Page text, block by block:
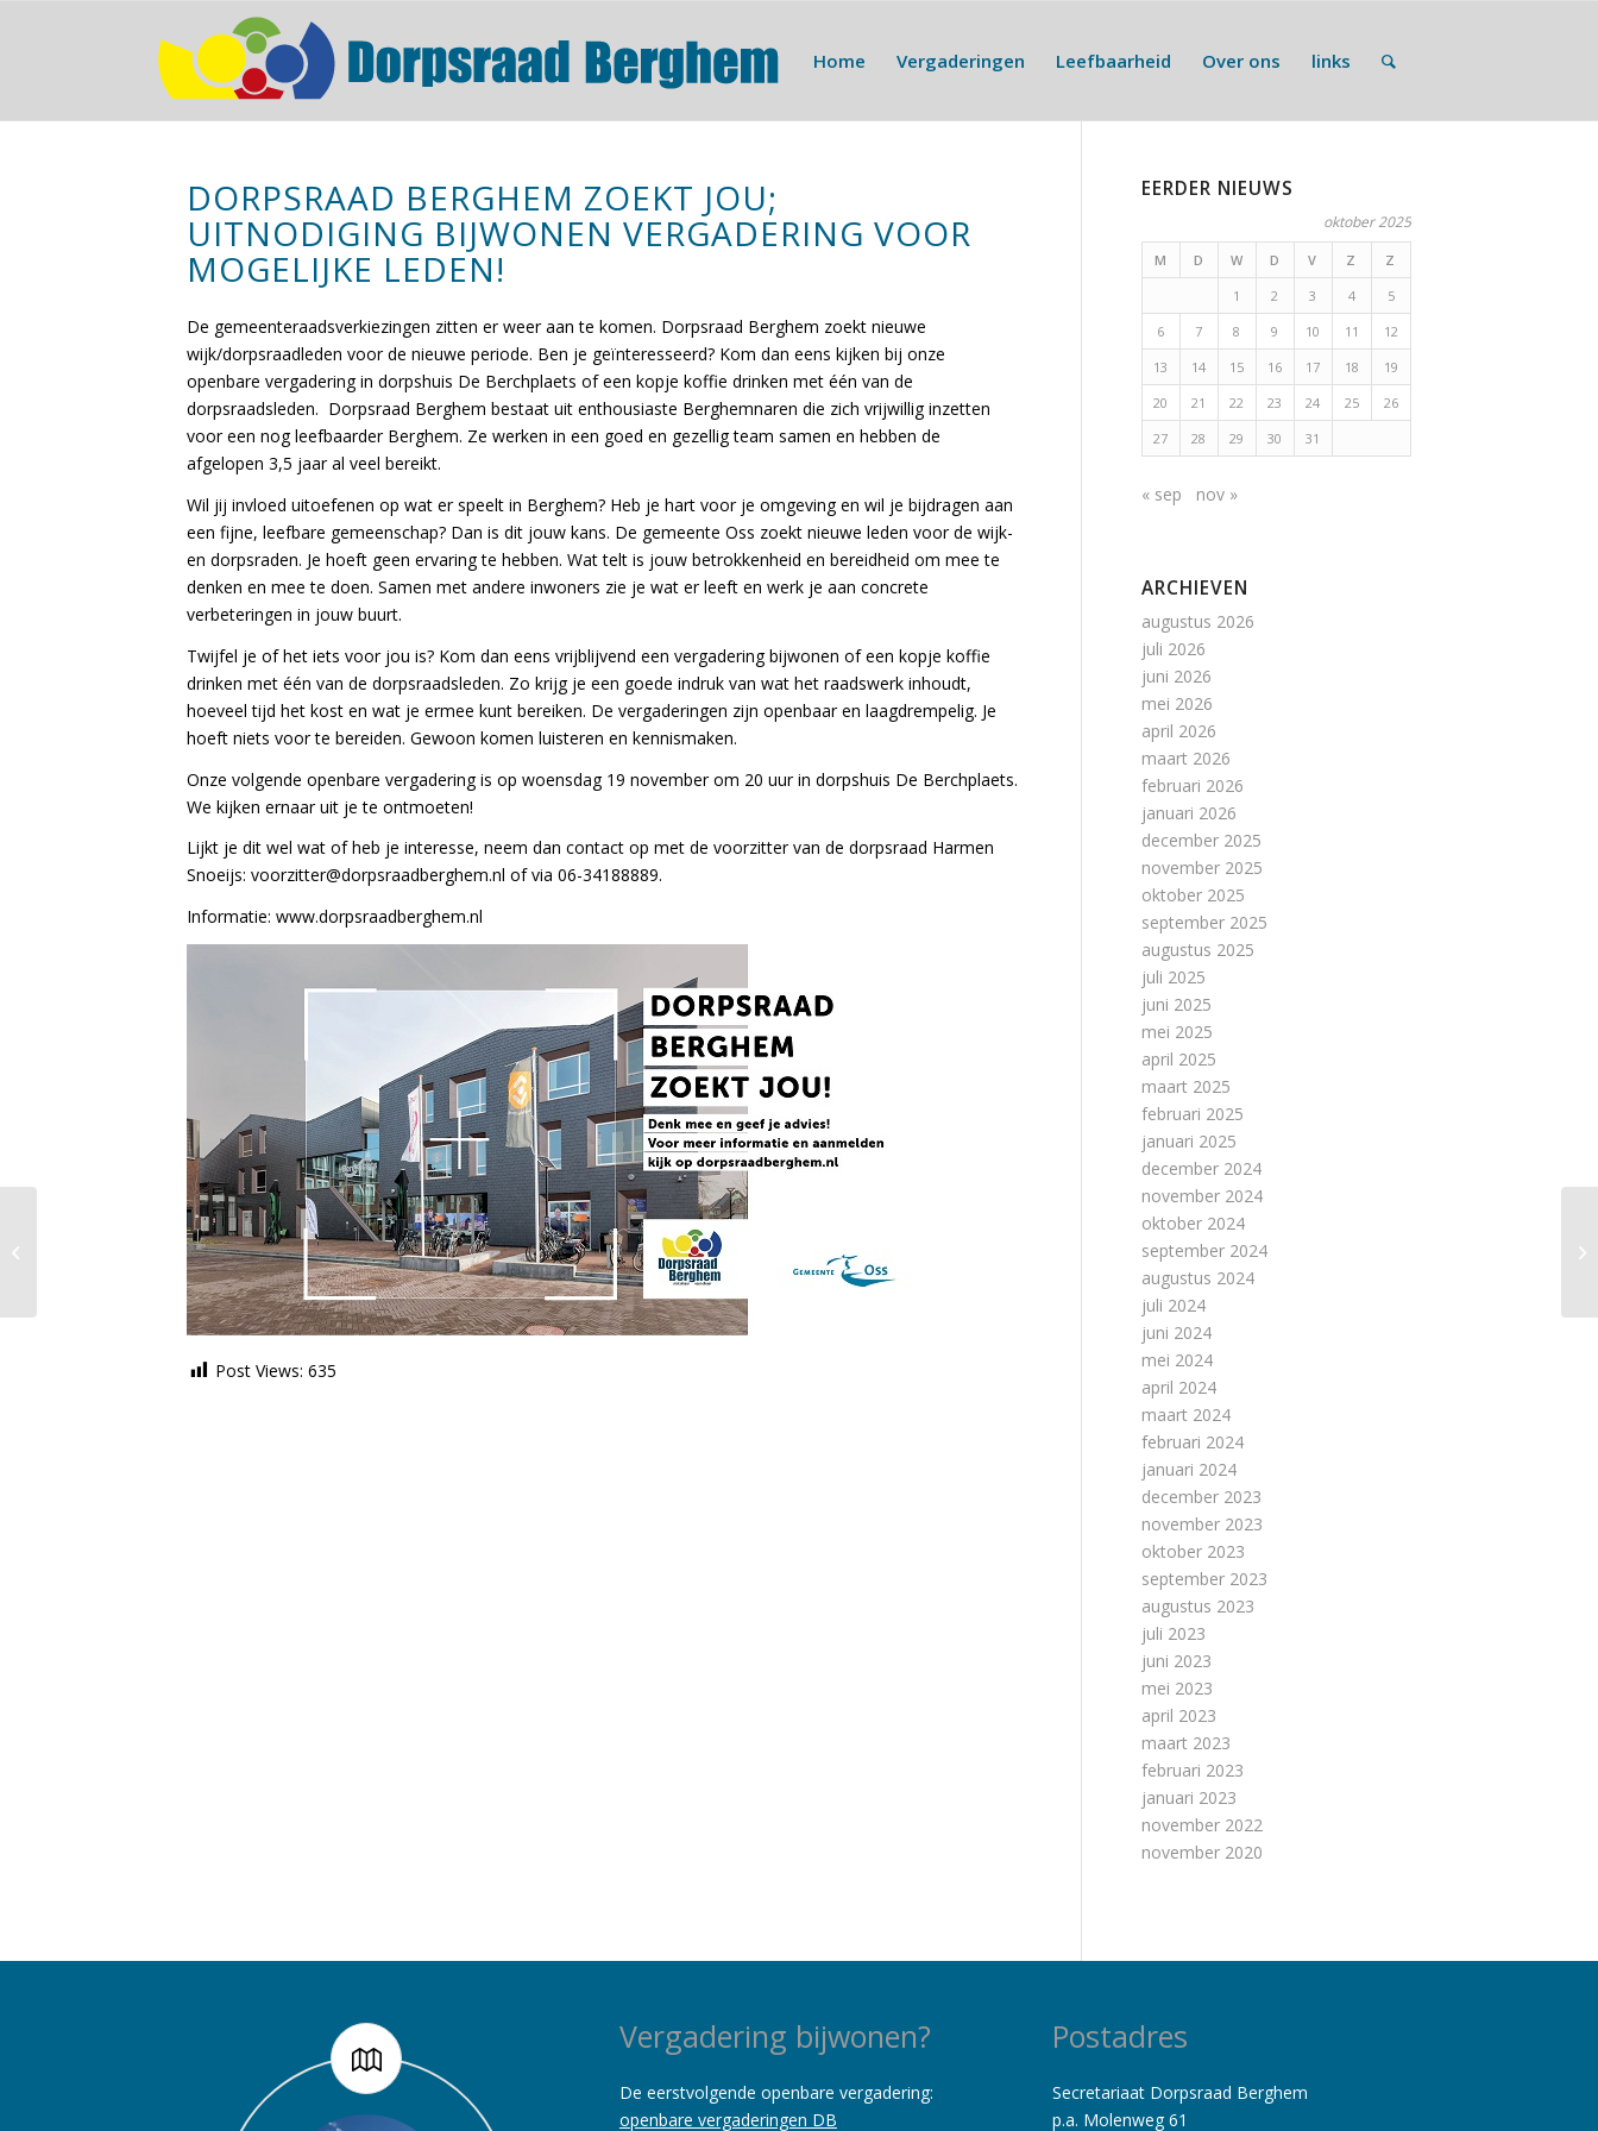
Home Vergaderingen Leefbaarheid Over ons links
DORPSRAAD BERGHEM ZOEKT JOU;
UITNODIGING BIJWONEN VERGADERING VOOR
MOGELIJKE LEDEN!
De gemeenteraadsverkiezingen zitten er weer aan te komen. Dorpsraad Berghem zoekt nieuwe
wijk/dorpsraadleden voor de nieuwe periode. Ben je geïnteresseerd? Kom dan eens kijken bij onze
openbare vergadering in dorpshuis De Berchplaets of een kopje koffie drinken met één van de
dorpsraadsleden. Dorpsraad Berghem bestaat uit enthousiaste Berghemnaren die zich vrijwillig inzetten
voor een nog leefbaarder Berghem. Ze werken in een goed en gezellig team samen en hebben de
afgelopen 3,5 jaar al veel bereikt.
Wil jij invloed uitoefenen op wat er speelt in Berghem? Heb je hart voor je omgeving en wil je bijdragen aan
een fijne, leefbare gemeenschap? Dan is dit jouw kans. De gemeente Oss zoekt nieuwe leden voor de wijk-
en dorpsraden. Je hoeft geen ervaring te hebben. Wat telt is jouw betrokkenheid en bereidheid om mee te
denken en mee te doen. Samen met andere inwoners zie je wat er leeft en werk je aan concrete
verbeteringen in jouw buurt.
Twijfel je of het iets voor jou is? Kom dan eens vrijblijvend een vergadering bijwonen of een kopje koffie
drinken met één van de dorpsraadsleden. Zo krijg je een goede indruk van wat het raadswerk inhoudt,
hoeveel tijd het kost en wat je ermee kunt bereiken. De vergaderingen zijn openbaar en laagdrempelig. Je
hoeft niets voor te bereiden. Gewoon komen luisteren en kennismaken.
Onze volgende openbare vergadering is op woensdag 19 november om 20 uur in dorpshuis De Berchplaets.
We kijken ernaar uit je te ontmoeten!
Lijkt je dit wel wat of heb je interesse, neem dan contact op met de voorzitter van de dorpsraad Harmen
Snoeijs: voorzitter@dorpsraadberghem.nl of via 06-34188889.
Informatie: www.dorpsraadberghem.nl
Post Views: 635
EERDER NIEUWS
oktober 2025
M D W D V Z
Z
1
2 3 4
5
6
7 8 9 10 11
12
13
14 15 16 17 18
19
20
21 22 23 24 25
26
27
28 29 30 31
« sep nov »
ARCHIEVEN
augustus 2026
juli 2026
juni 2026
mei 2026
april 2026
maart 2026
februari 2026
januari 2026
december 2025
november 2025
oktober 2025
september 2025
augustus 2025
juli 2025
juni 2025
mei 2025
april 2025
maart 2025
februari 2025
januari 2025
december 2024
november 2024
oktober 2024
september 2024
augustus 2024
juli 2024
juni 2024
mei 2024
april 2024
maart 2024
februari 2024
januari 2024
december 2023
november 2023
oktober 2023
september 2023
augustus 2023
juli 2023
juni 2023
mei 2023
april 2023
maart 2023
februari 2023
januari 2023
november 2022
november 2020
Vergadering bijwonen?
De eerstvolgende openbare vergadering:
openbare vergaderingen DB
Postadres
Secretariaat Dorpsraad Berghem
p.a. Molenweg 61
waren te spreken over
welkomstbijeenkomst